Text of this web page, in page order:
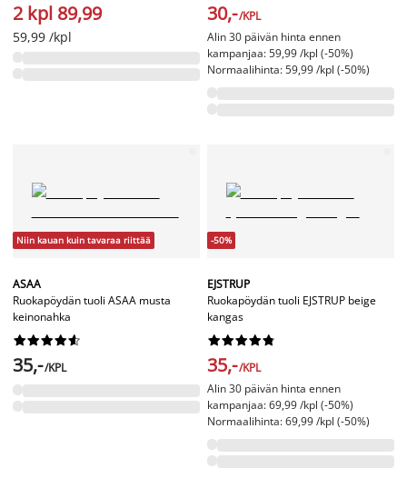
2 kpl 89,99
59,99 /kpl
30,-/KPL
Alin 30 päivän hinta ennen
kampanjaa: 59,99 /kpl (-50%)
Normaalihinta: 59,99 /kpl (-50%)
Niin kauan kuin tavaraa riittää
ASAA
Ruokapöydän tuoli ASAA musta
keinonahka






35,-/KPL
-50%
EJSTRUP
Ruokapöydän tuoli EJSTRUP beige
kangas






35,-/KPL
Alin 30 päivän hinta ennen
kampanjaa: 69,99 /kpl (-50%)
Normaalihinta: 69,99 /kpl (-50%)